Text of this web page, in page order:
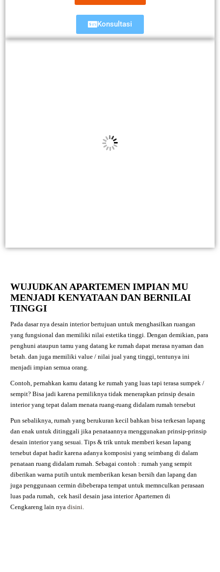
Konsultasi
WUJUDKAN APARTEMEN IMPIAN MU
MENJADI KENYATAAN DAN BERNILAI
TINGGI
Pada dasar nya desain interior bertujuan untuk menghasilkan ruangan
yang fungsional dan memiliki nilai estetika tinggi. Dengan demikian, para
penghuni ataupun tamu yang datang ke rumah dapat merasa nyaman dan
betah. dan juga memiliki value / nilai jual yang tinggi, tentunya ini
menjadi impian semua orang.
Contoh, pernahkan kamu datang ke rumah yang luas tapi terasa sumpek /
sempit? Bisa jadi karena pemiliknya tidak menerapkan prinsip desain
interior yang tepat dalam menata ruang-ruang didalam rumah tersebut
Pun sebaliknya, rumah yang berukuran kecil bahkan bisa terkesan lapang
dan enak untuk ditinggali jika penataannya menggunakan prinsip-prinsip
desain interior yang sesuai. Tips & trik untuk memberi kesan lapang
tersebut dapat hadir karena adanya komposisi yang seimbang di dalam
penataan ruang didalam rumah. Sebagai contoh : rumah yang sempit
diberikan warna putih untuk memberikan kesan bersih dan lapang dan
juga penggunaan cermin dibeberapa tempat untuk memnculkan perasaan
luas pada rumah, cek hasil desain jasa interiorApartemen di
Cengkareng lain nyadisini.